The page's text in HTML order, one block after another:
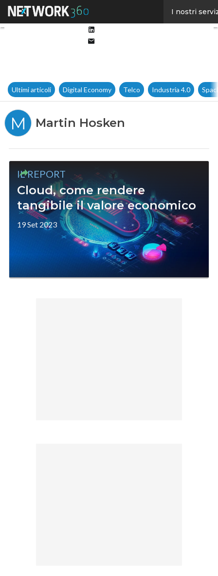
I nostri
Ultimi articoli Digital Economy Telco Industria 4.0
M Martin Hosken
IL REPORT
Cloud, come rendere
tangibile il valore economico
19 Set 2023